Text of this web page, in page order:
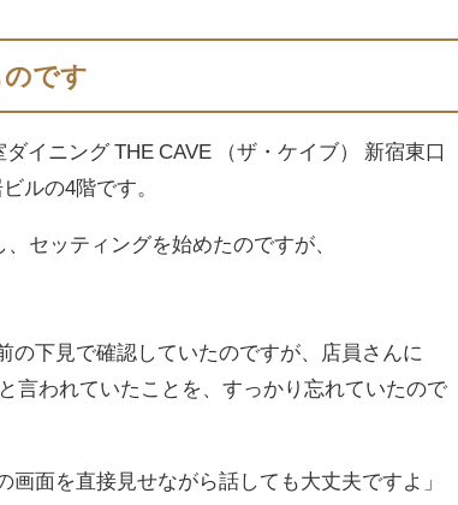
です
イニング THE CAVE （ザ・ケイブ） 新宿東口
ルの4階です。
セッティングを始めたのですが、
の下見で確認していたのですが、店員さんに
言われていたことを、すっかり忘れていたので
面を直接見せながら話しても大丈夫ですよ」